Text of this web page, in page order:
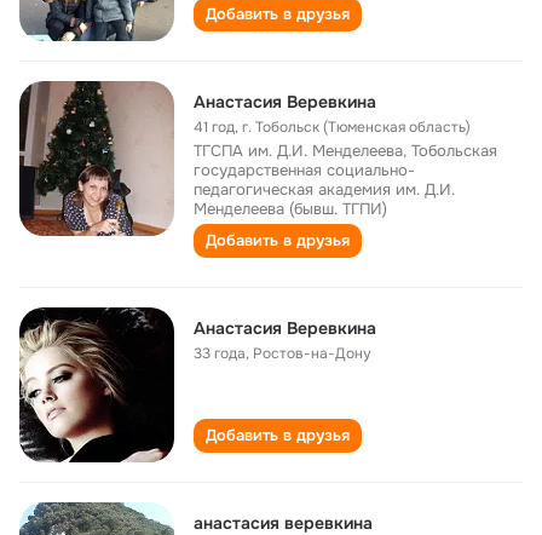
Добавить в друзья
Анастасия Веревкина
41 год,г. Тобольск (Тюменская область)
ТГСПА им. Д.И. Менделеева, Тобольская
государственная социально-
педагогическая академия им. Д.И.
Менделеева (бывш. ТГПИ)
Добавить в друзья
Анастасия Веревкина
33 года, Ростов-на-Дону
Добавить в друзья
анастасия веревкина